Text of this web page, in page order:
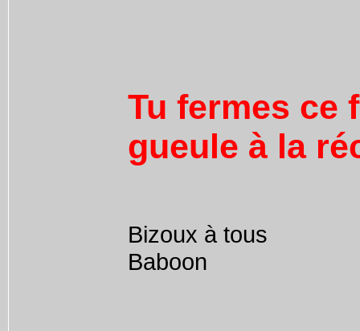
Tu fermes ce
gueule à la
Bizoux à tous
Baboon